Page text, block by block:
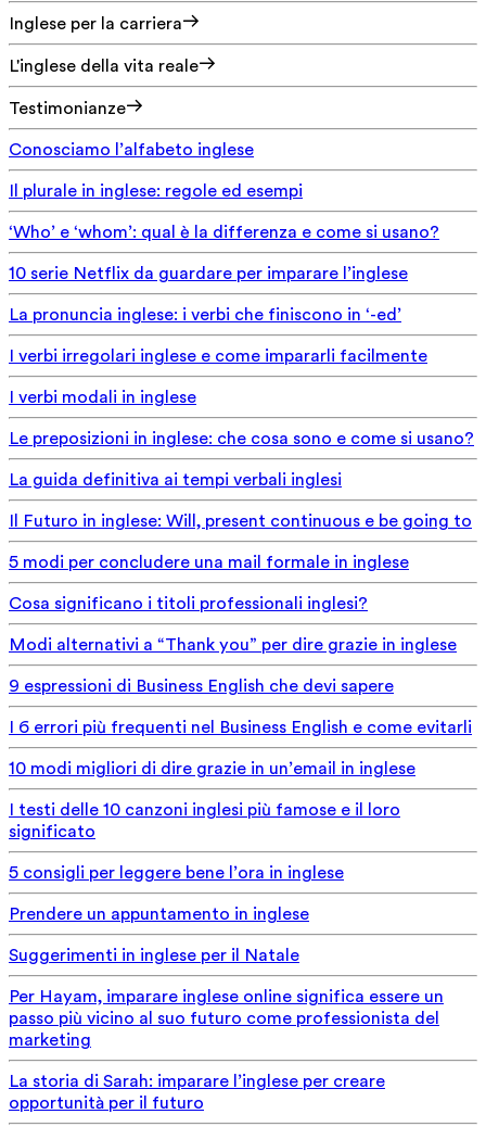
Inglese per la carriera
L'inglese della vita reale
Testimonianze
Conosciamo l’alfabeto inglese
Il plurale in inglese: regole ed esempi
‘Who’ e ‘whom’: qual è la differenza e come si usano?
10 serie Netflix da guardare per imparare l’inglese
La pronuncia inglese: i verbi che finiscono in ‘-ed’
I verbi irregolari inglese e come impararli facilmente
I verbi modali in inglese
Le preposizioni in inglese: che cosa sono e come si usano?
La guida definitiva ai tempi verbali inglesi
Il Futuro in inglese: Will, present continuous e be going to
5 modi per concludere una mail formale in inglese
Cosa significano i titoli professionali inglesi?
Modi alternativi a “Thank you” per dire grazie in inglese
9 espressioni di Business English che devi sapere
I 6 errori più frequenti nel Business English e come evitarli
10 modi migliori di dire grazie in un’email in inglese
I testi delle 10 canzoni inglesi più famose e il loro
significato
5 consigli per leggere bene l’ora in inglese
Prendere un appuntamento in inglese
Suggerimenti in inglese per il Natale
Per Hayam, imparare inglese online significa essere un
passo più vicino al suo futuro come professionista del
marketing
La storia di Sarah: imparare l’inglese per creare
opportunità per il futuro